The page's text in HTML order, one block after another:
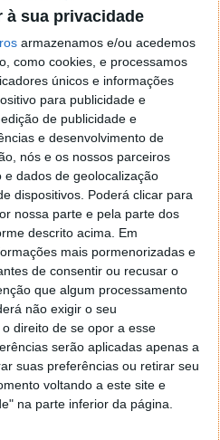
à sua privacidade
armazenamos e/ou acedemos
como cookies, e processamos
únicos e informações
para publicidade e
de publicidade e
e desenvolvimento de
nós e os nossos parceiros
dados de geolocalização
dispositivos. Poderá clicar para
nossa parte e pela parte dos
descrito acima. Em
mais pormenorizadas e
de consentir ou recusar o
que algum processamento
não exigir o seu
direito de se opor a esse
serão aplicadas apenas a
suas preferências ou retirar seu
voltando a este site e
na parte inferior da página.
PCs não parece haver
continua a ser a marca
com quatro dos seus
encontrar todos os
atenção por parte dos
fazem parte do top 5 de